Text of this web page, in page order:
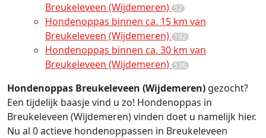
Breukeleveen (Wijdemeren) 52
Hondenoppas binnen ca. 15 km van
Breukeleveen (Wijdemeren) 192
Hondenoppas binnen ca. 30 km van
Breukeleveen (Wijdemeren) 536
Hondenoppas Breukeleveen (Wijdemeren) gezocht?
Een tijdelijk baasje vind u zo! Hondenoppas in
Breukeleveen (Wijdemeren) vinden doet u namelijk hier.
Nu al 0 actieve hondenoppassen in Breukeleveen